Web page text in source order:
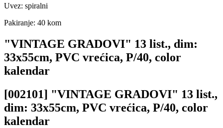
Uvez: spiralni
Pakiranje: 40 kom
"VINTAGE GRADOVI" 13 list., dim:
33x55cm, PVC vrećica, P/40, color
kalendar
[002101] "VINTAGE GRADOVI" 13 list.,
dim: 33x55cm, PVC vrećica, P/40, color
kalendar